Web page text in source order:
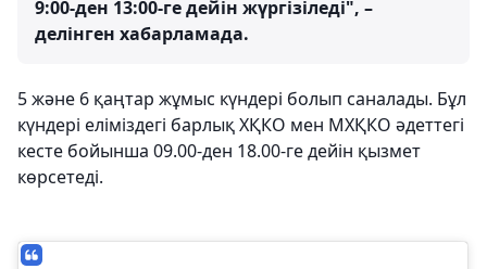
9:00-ден 13:00-ге дейін жүргізіледі", –
делінген хабарламада.
5 және 6 қаңтар жұмыс күндері болып саналады. Бұл
күндері еліміздегі барлық ХҚКО мен МХҚКО әдеттегі
кесте бойынша 09.00-ден 18.00-ге дейін қызмет
көрсетеді.